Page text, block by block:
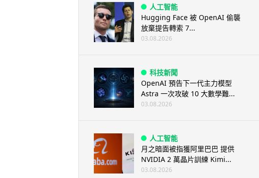
人工智能
Hugging Face 被 OpenAI 偷襲
放棄提告轉索 7...
03.08.2026
科技新聞
OpenAI 預告下一代主力模型
Astra 一次攻破 10 大數學難...
03.08.2026
人工智能
月之暗面被指獲阿里巴巴 提供
NVIDIA 2 萬晶片訓練 Kimi...
03.08.2026